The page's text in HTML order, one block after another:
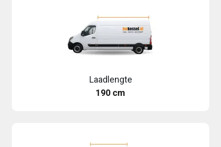
Laadlengte
190 cm